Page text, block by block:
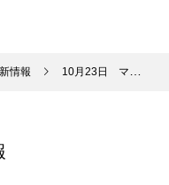
情報 10月23日 マリーナ情報